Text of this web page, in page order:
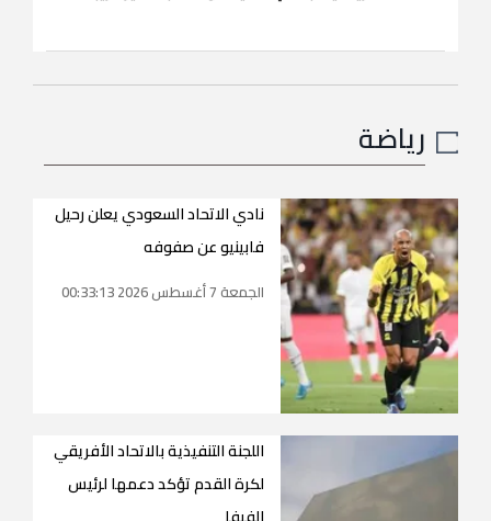
رياضة
نادي الاتحاد السعودي يعلن رحيل
فابينيو عن صفوفه
الجمعة 7 أغسطس 2026 00:33:13
اللجنة التنفيذية بالاتحاد الأفريقي
لكرة القدم تؤكد دعمها لرئيس